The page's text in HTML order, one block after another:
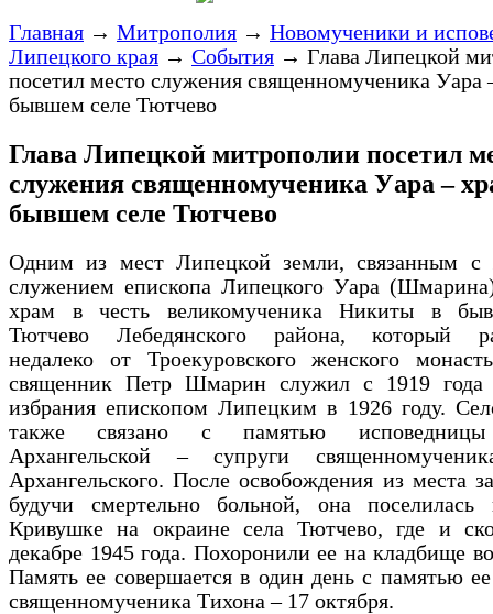
Главная → Митрополия → Новомученики и
Липецкого края → События → Глава Липецкой
посетил место служения священномученика Уара
бывшем селе Тютчево
Глава Липецкой митрополии посетил
служения священномученика Уара –
бывшем селе Тютчево
Одним из мест Липецкой земли, связанным
служением епископа Липецкого Уара
храм в честь великомученика Никиты в
Тютчево Лебедянского района, который
недалеко от Троекуровского женского
священник Петр Шмарин служил с 1919 года
избрания епископом Липецким в 1926 году.
также связано с памятью
Архангельской – супруги
Архангельского. После освобождения из места
будучи смертельно больной, она поселилась
Кривушке на окраине села Тютчево, где и
декабре 1945 года. Похоронили ее на кладбище
Память ее совершается в один день с памятью
священномученика Тихона – 17 октября.